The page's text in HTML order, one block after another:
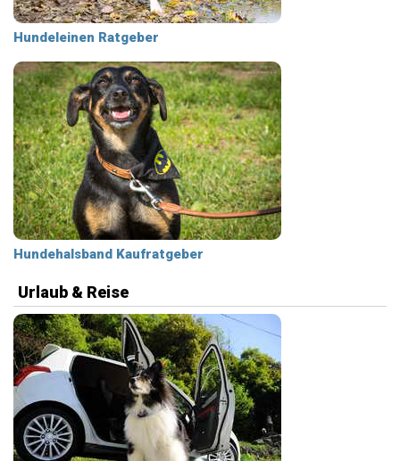
Hundeleinen Ratgeber
Hundehalsband Kaufratgeber
Urlaub & Reise